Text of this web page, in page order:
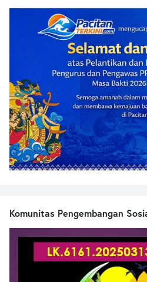
Komunitas Pengembangan